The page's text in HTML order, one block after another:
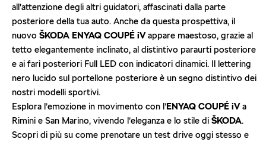
all’attenzione degli altri guidatori, affascinati dalla parte
posteriore della tua auto. Anche da questa prospettiva, il
nuovo ŠKODA ENYAQ COUPÉ iVappare maestoso, grazie al
tetto elegantemente inclinato, al distintivo paraurti posteriore
e ai fari posteriori Full LED con indicatori dinamici. Il lettering
nero lucido sul portellone posteriore è un segno distintivo dei
nostri modelli sportivi.
Esplora l’emozione in movimento con l’ENYAQ COUPÉ iVa
Rimini e San Marino, vivendo l’eleganza e lo stile di ŠKODA.
Scopri di più su come prenotare un test drive oggi stesso e